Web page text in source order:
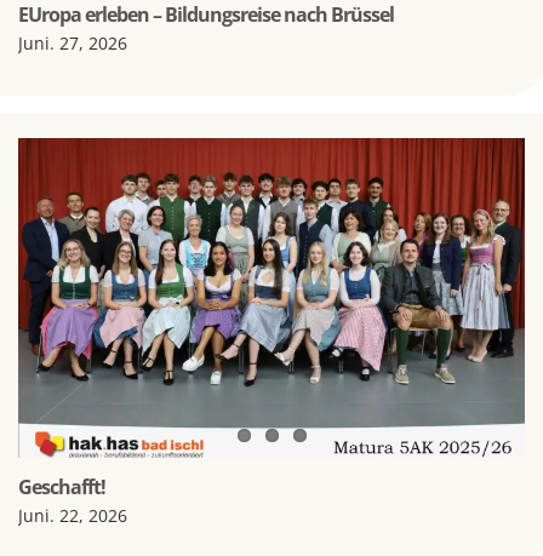
EUropa erleben – Bildungsreise nach Brüssel
Juni. 27, 2026
Geschafft!
Juni. 22, 2026